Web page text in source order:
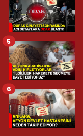
5
6